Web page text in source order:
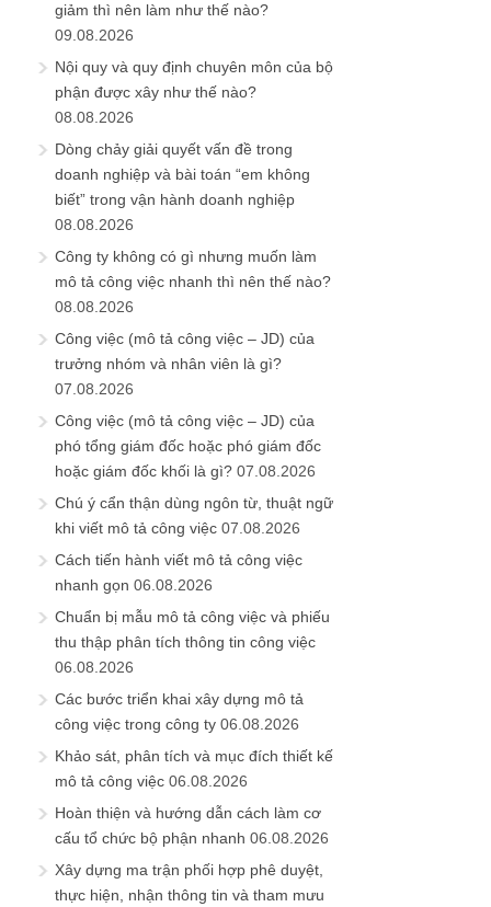
giảm thì nên làm như thế nào?
09.08.2026
Nội quy và quy định chuyên môn của bộ
phận được xây như thế nào?
08.08.2026
Dòng chảy giải quyết vấn đề trong
doanh nghiệp và bài toán “em không
biết” trong vận hành doanh nghiệp
08.08.2026
Công ty không có gì nhưng muốn làm
mô tả công việc nhanh thì nên thế nào?
08.08.2026
Công việc (mô tả công việc – JD) của
trưởng nhóm và nhân viên là gì?
07.08.2026
Công việc (mô tả công việc – JD) của
phó tổng giám đốc hoặc phó giám đốc
hoặc giám đốc khối là gì? 07.08.2026
Chú ý cẩn thận dùng ngôn từ, thuật ngữ
khi viết mô tả công việc 07.08.2026
Cách tiến hành viết mô tả công việc
nhanh gọn 06.08.2026
Chuẩn bị mẫu mô tả công việc và phiếu
thu thập phân tích thông tin công việc
06.08.2026
Các bước triển khai xây dựng mô tả
công việc trong công ty 06.08.2026
Khảo sát, phân tích và mục đích thiết kế
mô tả công việc 06.08.2026
Hoàn thiện và hướng dẫn cách làm cơ
cấu tổ chức bộ phận nhanh 06.08.2026
Xây dựng ma trận phối hợp phê duyệt,
thực hiện, nhận thông tin và tham mưu